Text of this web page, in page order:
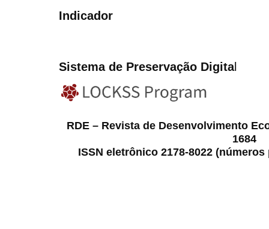
Indicador
Sistema de Preservação Digital
RDE – Revista de Desenvolvimento
1684
ISSN eletrônico 2178-8022